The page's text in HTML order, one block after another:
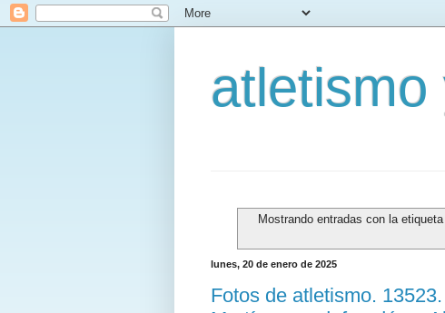
atletismo
Mostrando entradas con la etiqueta
lunes, 20 de enero de 2025
Fotos de atletismo.